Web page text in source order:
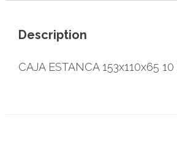
Description
CAJA ESTANCA 153x110x65